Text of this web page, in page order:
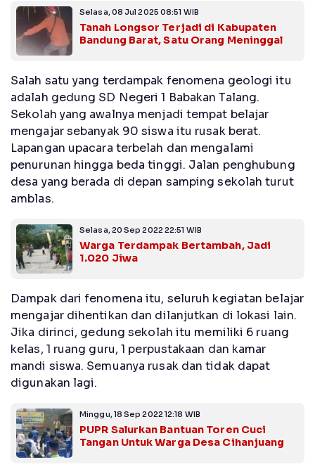
Selasa, 08 Jul 2025 08:51 WIB
Tanah Longsor Terjadi di Kabupaten
Bandung Barat, Satu Orang Meninggal
Salah satu yang terdampak fenomena geologi itu
adalah gedung SD Negeri 1 Babakan Talang.
Sekolah yang awalnya menjadi tempat belajar
mengajar sebanyak 90 siswa itu rusak berat.
Lapangan upacara terbelah dan mengalami
penurunan hingga beda tinggi. Jalan penghubung
desa yang berada di depan samping sekolah turut
amblas.
Selasa, 20 Sep 2022 22:51 WIB
Warga Terdampak Bertambah, Jadi
1.020 Jiwa
Dampak dari fenomena itu, seluruh kegiatan belajar
mengajar dihentikan dan dilanjutkan di lokasi lain.
Jika dirinci, gedung sekolah itu memiliki 6 ruang
kelas, 1 ruang guru, 1 perpustakaan dan kamar
mandi siswa. Semuanya rusak dan tidak dapat
digunakan lagi.
Minggu, 18 Sep 2022 12:18 WIB
PUPR Salurkan Bantuan Toren Cuci
Tangan Untuk Warga Desa Cihanjuang